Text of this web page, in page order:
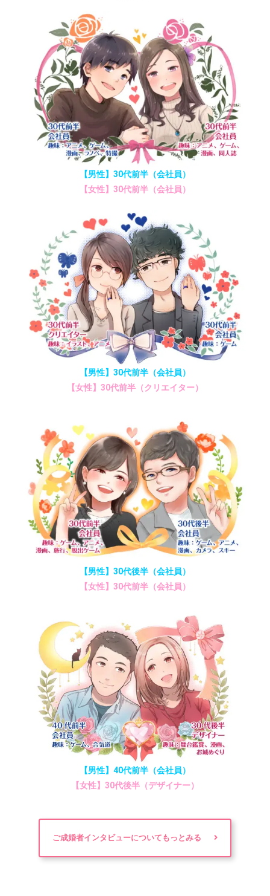
【男性】30代前半（会社員）
【女性】30代前半（会社員）
【男性】30代前半（会社員）
【女性】30代前半（クリエイター）
【男性】30代後半（会社員）
【女性】30代前半（会社員）
【男性】40代前半（会社員）
【女性】30代後半（デザイナー）
ご成婚者インタビューについてもっとみる